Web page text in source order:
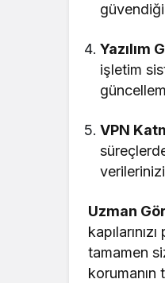
Yazılım
işletim
VPN
Uzman
tamamen